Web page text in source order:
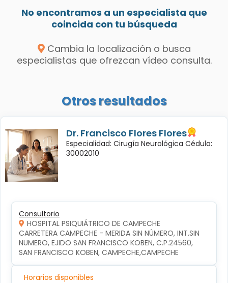
No encontramos a un especialista que
coincida con tu búsqueda
Cambia la localización o busca
especialistas que ofrezcan vídeo consulta.
Otros resultados
Dr. Francisco Flores Flores
Especialidad: Cirugía Neurológica Cédula:
30002010
Consultorio
HOSPITAL PSIQUIÁTRICO DE CAMPECHE
CARRETERA CAMPECHE - MERIDA SIN NÚMERO, INT.SIN
NUMERO, EJIDO SAN FRANCISCO KOBEN, C.P.24560,
SAN FRANCISCO KOBEN, CAMPECHE,CAMPECHE
Horarios disponibles